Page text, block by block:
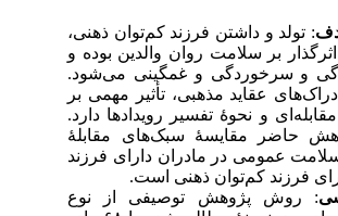
: تولد و داشتن فرزند کم‌توان ذهنی،
بر سلامت روان والدین بوده و
و سرخوردگی و غمگینی می‌شود.
عقاید مذهبی، تأثیر مهمی بر
و نحوهٔ تفسیر رویدادها دارد.
حاضر مقایسهٔ سبک‌های مقابلهٔ
عمومی در مادران دارای فرزند
فرزند کم‌توان ذهنی است.
: روش پژوهش توصیفی از نوع